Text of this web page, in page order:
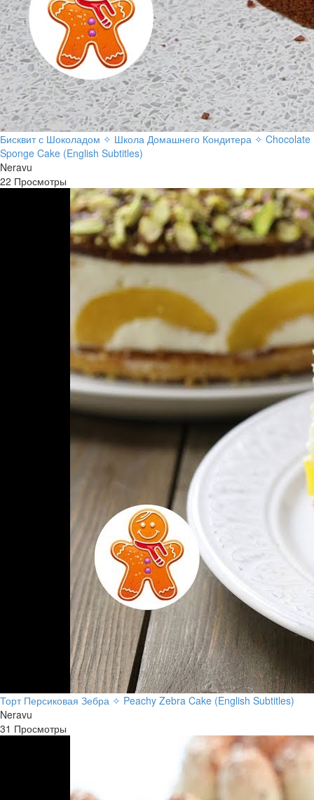
Бисквит с Шоколадом ✧ Школа Домашнего Кондитера ✧ Chocolate
Sponge Cake (English Subtitles)
Neravu
22 Просмотры
Торт Персиковая Зебра ✧ Peachy Zebra Cake (English Subtitles)
Neravu
31 Просмотры